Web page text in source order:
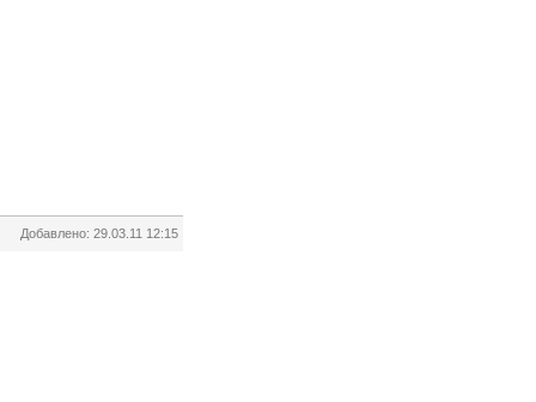
Добавлено: 29.03.11 12:15